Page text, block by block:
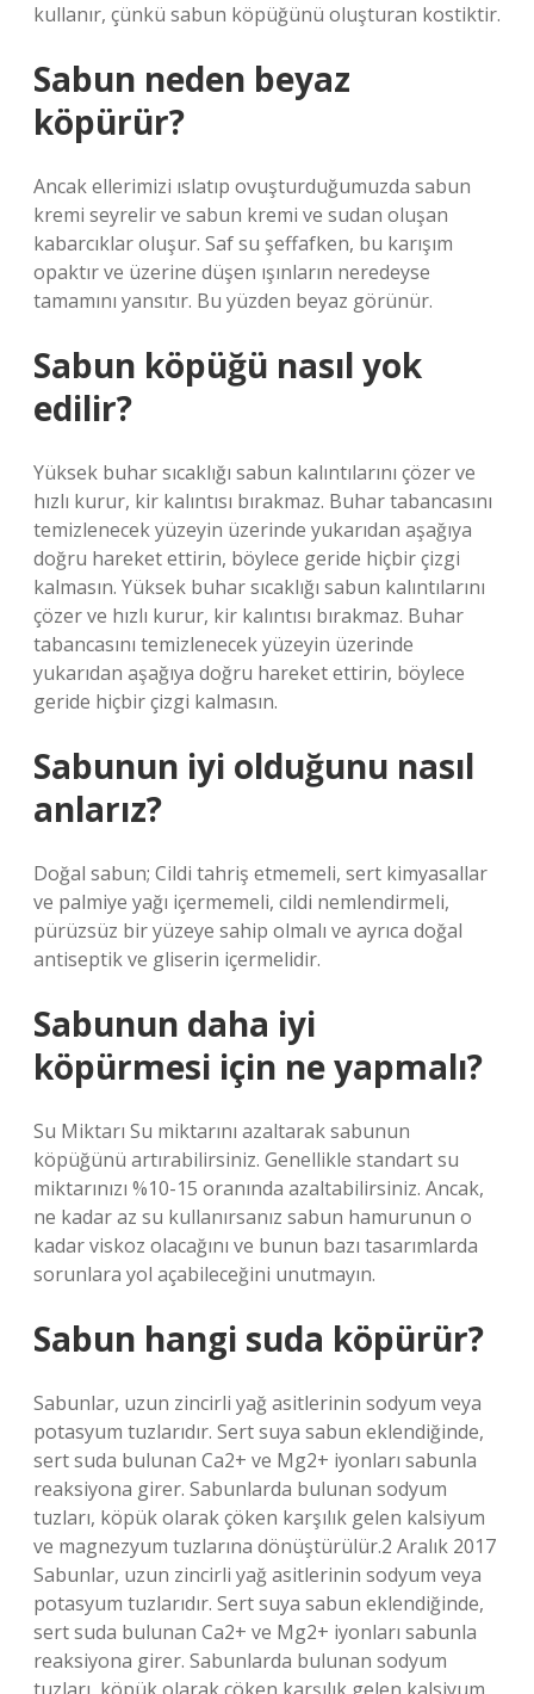
kullanır, çünkü sabun köpüğünü oluşturan kostiktir.
Sabun neden beyaz
köpürür?
Ancak ellerimizi ıslatıp ovuşturduğumuzda sabun
kremi seyrelir ve sabun kremi ve sudan oluşan
kabarcıklar oluşur. Saf su şeffafken, bu karışım
opaktır ve üzerine düşen ışınların neredeyse
tamamını yansıtır. Bu yüzden beyaz görünür.
Sabun köpüğü nasıl yok
edilir?
Yüksek buhar sıcaklığı sabun kalıntılarını çözer ve
hızlı kurur, kir kalıntısı bırakmaz. Buhar tabancasını
temizlenecek yüzeyin üzerinde yukarıdan aşağıya
doğru hareket ettirin, böylece geride hiçbir çizgi
kalmasın. Yüksek buhar sıcaklığı sabun kalıntılarını
çözer ve hızlı kurur, kir kalıntısı bırakmaz. Buhar
tabancasını temizlenecek yüzeyin üzerinde
yukarıdan aşağıya doğru hareket ettirin, böylece
geride hiçbir çizgi kalmasın.
Sabunun iyi olduğunu nasıl
anlarız?
Doğal sabun; Cildi tahriş etmemeli, sert kimyasallar
ve palmiye yağı içermemeli, cildi nemlendirmeli,
pürüzsüz bir yüzeye sahip olmalı ve ayrıca doğal
antiseptik ve gliserin içermelidir.
Sabunun daha iyi
köpürmesi için ne yapmalı?
Su Miktarı Su miktarını azaltarak sabunun
köpüğünü artırabilirsiniz. Genellikle standart su
miktarınızı %10-15 oranında azaltabilirsiniz. Ancak,
ne kadar az su kullanırsanız sabun hamurunun o
kadar viskoz olacağını ve bunun bazı tasarımlarda
sorunlara yol açabileceğini unutmayın.
Sabun hangi suda köpürür?
Sabunlar, uzun zincirli yağ asitlerinin sodyum veya
potasyum tuzlarıdır. Sert suya sabun eklendiğinde,
sert suda bulunan Ca2+ ve Mg2+ iyonları sabunla
reaksiyona girer. Sabunlarda bulunan sodyum
tuzları, köpük olarak çöken karşılık gelen kalsiyum
ve magnezyum tuzlarına dönüştürülür.2 Aralık 2017
Sabunlar, uzun zincirli yağ asitlerinin sodyum veya
potasyum tuzlarıdır. Sert suya sabun eklendiğinde,
sert suda bulunan Ca2+ ve Mg2+ iyonları sabunla
reaksiyona girer. Sabunlarda bulunan sodyum